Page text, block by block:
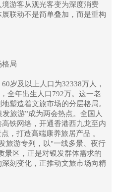
游客从观光客变为深度消费
联动不是简单叠加，而是重构
格局
岁及以上人口为32338万人，
全年出生人口792万。这一老
塑造着文旅市场的分层格局。
旅游”成为两会热点。全国人
铁网络，开通香港西九龙至内
，打造高端康养旅居产品 。
旅游专列，以"一线多景、夜行
景区，正是对银发群体需求的
刻变化，正推动文旅市场向精